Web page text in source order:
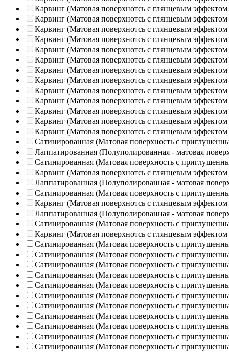
Карвинг (Матовая поверхнотсь с глянцевым эффектом
Карвинг (Матовая поверхнотсь с глянцевым эффектом
Карвинг (Матовая поверхнотсь с глянцевым эффектом
Карвинг (Матовая поверхнотсь с глянцевым эффектом
Карвинг (Матовая поверхнотсь с глянцевым эффектом
Карвинг (Матовая поверхнотсь с глянцевым эффектом
Карвинг (Матовая поверхнотсь с глянцевым эффектом
Карвинг (Матовая поверхнотсь с глянцевым эффектом
Карвинг (Матовая поверхнотсь с глянцевым эффектом
Карвинг (Матовая поверхнотсь с глянцевым эффектом
Карвинг (Матовая поверхнотсь с глянцевым эффектом
Карвинг (Матовая поверхнотсь с глянцевым эффектом
Карвинг (Матовая поверхнотсь с глянцевым эффектом
Сатинированная (Матовая поверхность с
Лаппатированная (Полуполированная - матовая
Сатинированная (Матовая поверхность с
Карвинг (Матовая поверхнотсь с глянцевым эффектом
Лаппатированная (Полуполированная - матовая
Сатинированная (Матовая поверхность с
Карвинг (Матовая поверхнотсь с глянцевым эффектом
Лаппатированная (Полуполированная - матовая
Сатинированная (Матовая поверхность с
Карвинг (Матовая поверхнотсь с глянцевым эффектом
Сатинированная (Матовая поверхность с
Сатинированная (Матовая поверхность с
Сатинированная (Матовая поверхность с
Сатинированная (Матовая поверхность с
Сатинированная (Матовая поверхность с
Сатинированная (Матовая поверхность с
Сатинированная (Матовая поверхность с
Сатинированная (Матовая поверхность с
Сатинированная (Матовая поверхность с
Сатинированная (Матовая поверхность с
Сатинированная (Матовая поверхность с